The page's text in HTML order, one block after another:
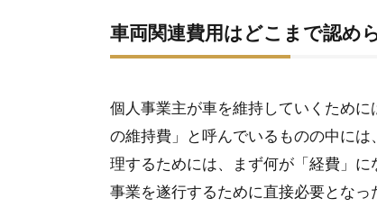
2-1. 減価償却の仕組みと定率法を選択
2-2. 4年落ち中古車による短期間での
2-3. カーリース利用時の会計処理と按
車の買い替え時の下取りと売却に
車両関連費用はどこまで認め
個人事業主が車を維持していくため
の維持費」と呼んでいるものの中に
理するためには、まず何が「経費」に
事業を遂行するために直接必要とな